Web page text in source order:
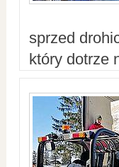
sprzed
który dotrze